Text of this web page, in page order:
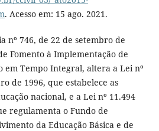
. Acesso em: 15 ago. 2021.
nº 746, de 22 de setembro de
Fomento à Implementação de
em Tempo Integral, altera a Lei nº
de 1996, que estabelece as
nacional, e a Lei nº 11.494
regulamenta o Fundo de
da Educação Básica e de